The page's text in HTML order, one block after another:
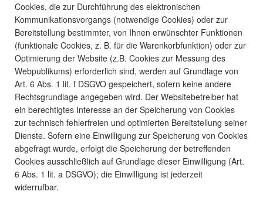
Cookies, die zur Durchführung des elektronischen
Kommunikationsvorgangs (notwendige Cookies) oder zur
Bereitstellung bestimmter, von Ihnen erwünschter Funktionen
(funktionale Cookies, z. B. für die Warenkorbfunktion) oder zur
Optimierung der Website (z.B. Cookies zur Messung des
Webpublikums) erforderlich sind, werden auf Grundlage von
Art. 6 Abs. 1 lit. f DSGVO gespeichert, sofern keine andere
Rechtsgrundlage angegeben wird. Der Websitebetreiber hat
ein berechtigtes Interesse an der Speicherung von Cookies
zur technisch fehlerfreien und optimierten Bereitstellung seiner
Dienste. Sofern eine Einwilligung zur Speicherung von Cookies
abgefragt wurde, erfolgt die Speicherung der betreffenden
Cookies ausschließlich auf Grundlage dieser Einwilligung (Art.
6 Abs. 1 lit. a DSGVO); die Einwilligung ist jederzeit
widerrufbar.